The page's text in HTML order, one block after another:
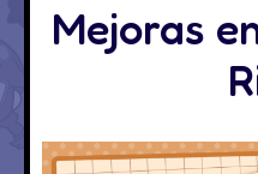
Mejoras